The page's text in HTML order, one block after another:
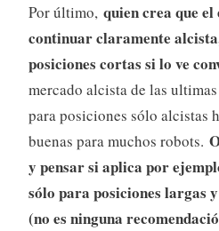
Por último, quien crea que
continuar claramente
posiciones cortas si lo ve
mercado alcista de las
para posiciones sólo alcistas
buenas para muchos robots.
y pensar si aplica por
sólo para posiciones largas
(no es ninguna